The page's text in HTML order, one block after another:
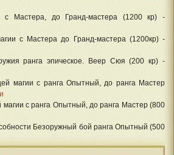
с Мастера, до Гранд-мастера (1200 кр) -
с Мастера до Гранд-мастера (1200кр) -
ранга эпическое. Веер Сюя (200 кр) -
магии с ранга Опытный, до ранга Мастер
с ранга Опытный, до ранга Мастер (800
Безоружный бой ранга Опытный (500